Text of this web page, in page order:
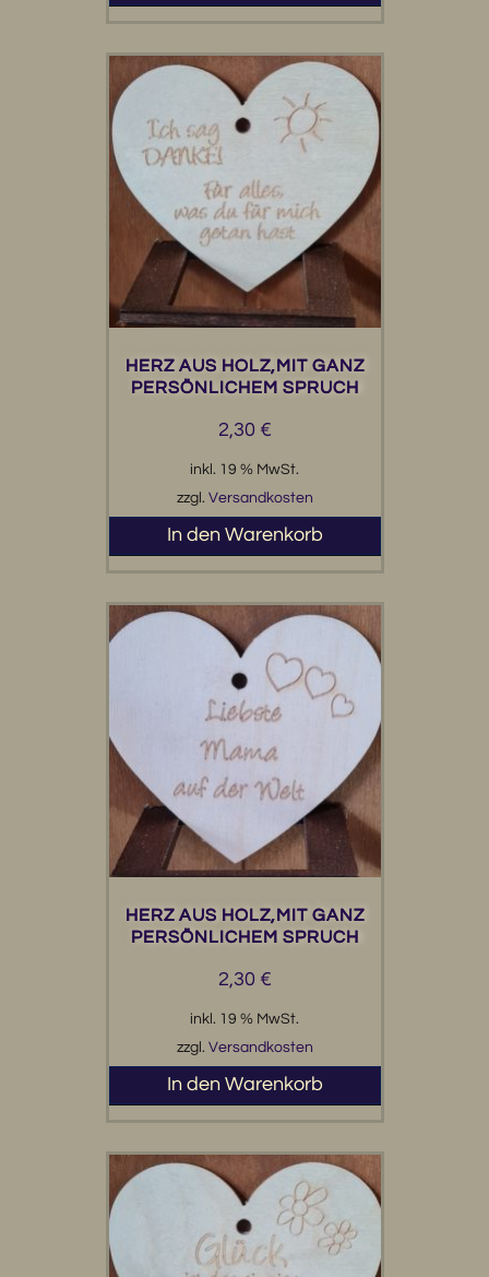
HERZ AUS HOLZ,MIT GANZ
PERSÖNLICHEM SPRUCH
2,30 €
inkl. 19 % MwSt.
zzgl. Versandkosten
In den Warenkorb
HERZ AUS HOLZ,MIT GANZ
PERSÖNLICHEM SPRUCH
2,30 €
inkl. 19 % MwSt.
zzgl. Versandkosten
In den Warenkorb